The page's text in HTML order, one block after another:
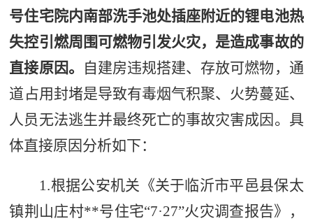
号住宅院内南部洗手池处插座附近的锂电池热
失控引燃周围可燃物引发火灾， 是造成事故的
直接原因。 自建房违规搭建、存放可燃物 ， 通
道 占用 封堵是导致有毒烟气积聚、火势蔓延、
人员无法逃生并最终死亡的事故灾害成因。 具
体直接原因分析如下：
1.根据公安机关《关于临沂市平邑县保太
镇荆山庄村**号住宅“7·27”火灾调查报告》，